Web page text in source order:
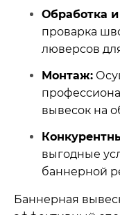
Обработка
проварка
люверсов
Монтаж:
вывесок на
выгодные
баннерной
Баннерная